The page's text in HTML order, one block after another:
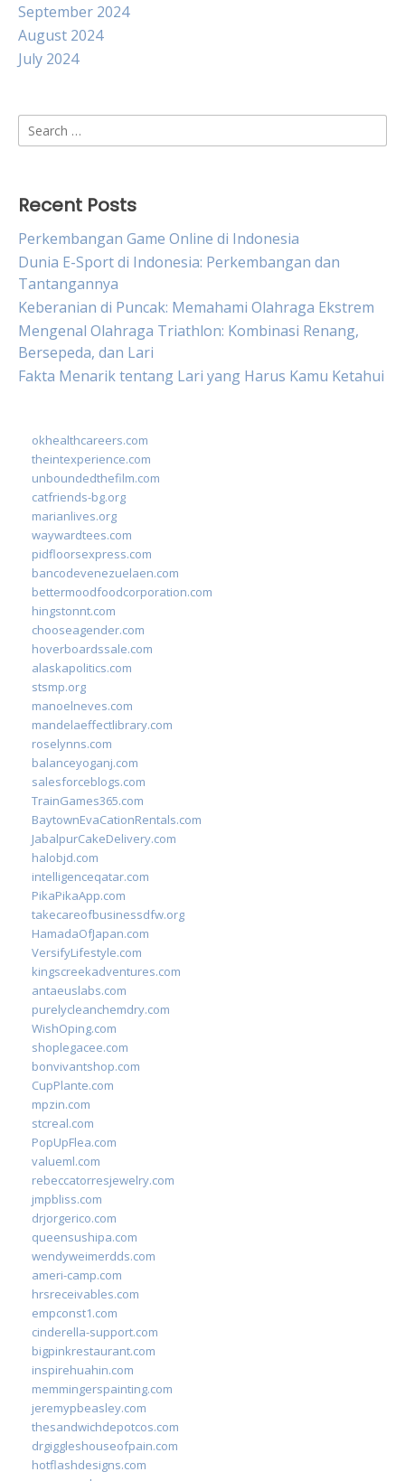
September 2024
August 2024
July 2024
Search
for:
Recent Posts
Perkembangan Game Online di Indonesia
Dunia E-Sport di Indonesia: Perkembangan dan
Tantangannya
Keberanian di Puncak: Memahami Olahraga Ekstrem
Mengenal Olahraga Triathlon: Kombinasi Renang,
Bersepeda, dan Lari
Fakta Menarik tentang Lari yang Harus Kamu Ketahui
okhealthcareers.com
theintexperience.com
unboundedthefilm.com
catfriends-bg.org
marianlives.org
waywardtees.com
pidfloorsexpress.com
bancodevenezuelaen.com
bettermoodfoodcorporation.com
hingstonnt.com
chooseagender.com
hoverboardssale.com
alaskapolitics.com
stsmp.org
manoelneves.com
mandelaeffectlibrary.com
roselynns.com
balanceyoganj.com
salesforceblogs.com
TrainGames365.com
BaytownEvaCationRentals.com
JabalpurCakeDelivery.com
halobjd.com
intelligenceqatar.com
PikaPikaApp.com
takecareofbusinessdfw.org
HamadaOfJapan.com
VersifyLifestyle.com
kingscreekadventures.com
antaeuslabs.com
purelycleanchemdry.com
WishOping.com
shoplegacee.com
bonvivantshop.com
CupPlante.com
mpzin.com
stcreal.com
PopUpFlea.com
valueml.com
rebeccatorresjewelry.com
jmpbliss.com
drjorgerico.com
queensushipa.com
wendyweimerdds.com
ameri-camp.com
hrsreceivables.com
empconst1.com
cinderella-support.com
bigpinkrestaurant.com
inspirehuahin.com
memmingerspainting.com
jeremypbeasley.com
thesandwichdepotcos.com
drgiggleshouseofpain.com
hotflashdesigns.com